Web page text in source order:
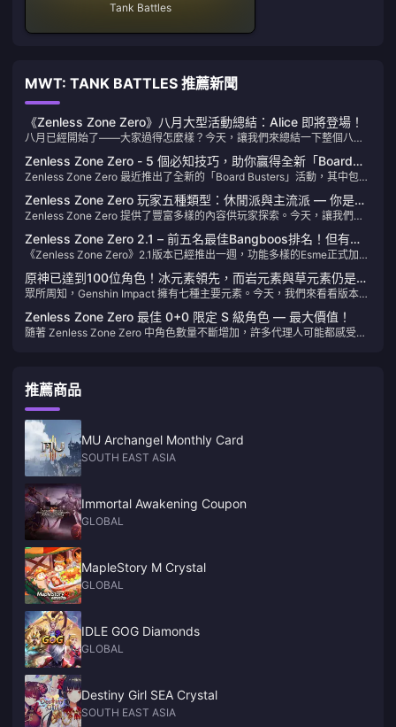
Tank Battles
MWT: TANK BATTLES 推薦新聞
《Zenless Zone Zero》八月大型活動總結：Alice 即將登場！
八月已經開始了——大家過得怎麼樣？今天，讓我們來總結一下整個八月
在 Zenless Zone Zero 中發生的主要事件和活動。
Zenless Zone Zero - 5 個必知技巧，助你贏得全新「Board
Busters」活動並達到 Ether Radish 排名
Zenless Zone Zero 最近推出了全新的「Board Busters」活動，其中包含
PvP 模式。我已經成功升到 Ether Radish 等級，今天想和大家分享一些關
鍵的技巧和策略。
Zenless Zone Zero 玩家五種類型：休閒派與主流派 — 你是哪
一種？
Zenless Zone Zero 提供了豐富多樣的內容供玩家探索。今天，讓我們來
解析遊戲中你會遇到的五種主要玩家類型。
Zenless Zone Zero 2.1 – 前五名最佳Bangboos排名！但有一
位讓所有人驚訝地奪冠！
《Zenless Zone Zero》2.1版本已經推出一週，功能多樣的Esme正式加入
遊戲。隨著Bangboo家族穩步壯大，讓我們來看看2.1版本中最強的五大
Bangboo。
原神已達到100位角色！冰元素領先，而岩元素與草元素仍是最
稀有的
眾所周知，Genshin Impact 擁有七種主要元素。今天，我們來看看版本
5.7 中角色按元素的現有分布。哪個元素擁有最多角色，哪個元素最少？讓
我們直接進入數據分析。
Zenless Zone Zero 最佳 0+0 限定 S 級角色 — 最大價值！
隨著 Zenless Zone Zero 中角色數量不斷增加，許多代理人可能都感受到
推薦商品
MU Archangel Monthly Card
SOUTH EAST ASIA
Immortal Awakening Coupon
GLOBAL
MapleStory M Crystal
GLOBAL
IDLE GOG Diamonds
GLOBAL
Destiny Girl SEA Crystal
SOUTH EAST ASIA